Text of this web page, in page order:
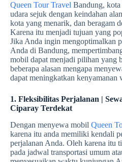
Queen Tour Travel Bandung,
udara sejuk dengan keindahan
kota yang menarik, dan beragam
Karena itu menjadi tujuan yang
Jika Anda ingin mengoptimalkan
Anda di Bandung,
mobil dapat menjadi pilihan yang
beberapa alasan mengapa
dapat meningkatkan kenyamanan
1. Fleksibilitas Perjalanan |
Ciparay Terdekat
Dengan menyewa mobil Queen
karena itu anda memiliki kendali
perjalanan Anda. Oleh karena itu
pada jadwal transportasi umum